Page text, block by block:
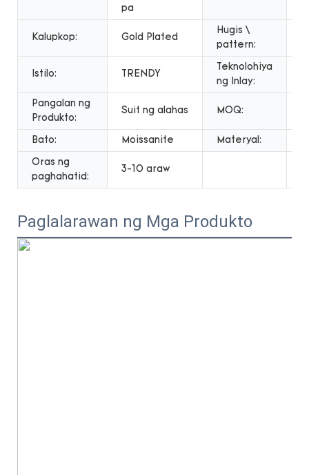
pa
Kalupkop: Gold Plated
Hugis \
pattern:
Istilo: TRENDY
Teknolohiya
ng Inlay:
Pangalan ng
Produkto:
Suit ng alahas MOQ:
Bato: Moissanite Materyal:
Oras ng
paghahatid:
3-10 araw
Paglalarawan ng Mga Produkto